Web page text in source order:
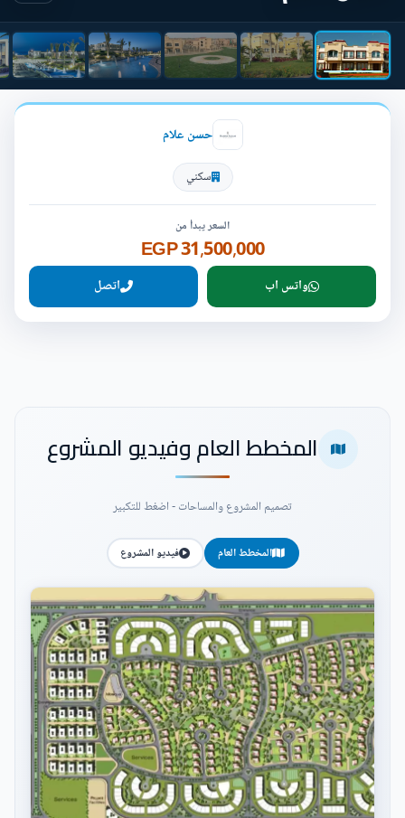
حسن علام
سكني
السعر يبدأ من
31,500,000 EGP
واتس اب اتصل
المخطط العام وفيديو المشروع
تصميم المشروع والمساحات - اضغط للتكبير
المخطط العام فيديو المشروع